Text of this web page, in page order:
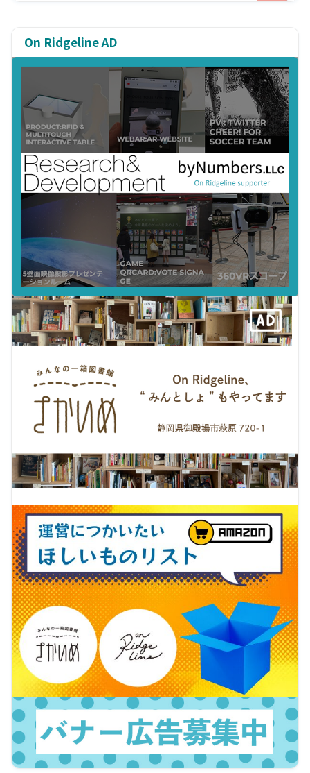
On Ridgeline AD